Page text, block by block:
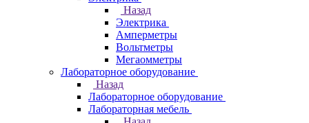
Назад
Электрика
Амперметры
Вольтметры
Мегаомметры
Лабораторное оборудование
Назад
Лабораторное оборудование
Лабораторная мебель